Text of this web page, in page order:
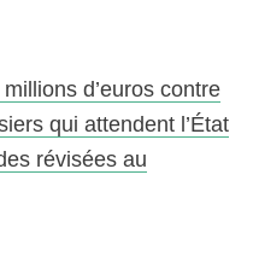
d’euros contre
qui attendent l’État
révisées au